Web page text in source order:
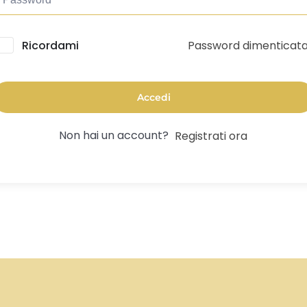
Ricordami Password
Accedi
Non hai un account? Registrati ora